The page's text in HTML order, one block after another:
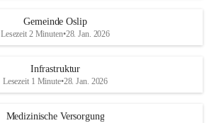
Gemeinde Oslip
Lesezeit 2 Minuten•28. Jan. 2026
Infrastruktur
Lesezeit 1 Minute•28. Jan. 2026
Medizinische Versorgung